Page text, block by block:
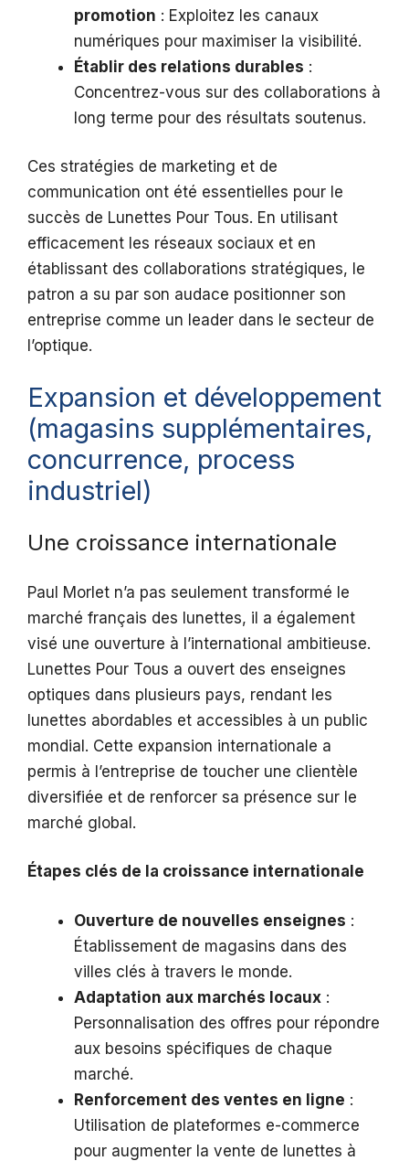
promotion : Exploitez les canaux
numériques pour maximiser la visibilité.
Établir des relations durables :
Concentrez-vous sur des collaborations à
long terme pour des résultats soutenus.
Ces stratégies de marketing et de
communication ont été essentielles pour le
succès de Lunettes Pour Tous. En utilisant
efficacement les réseaux sociaux et en
établissant des collaborations stratégiques, le
patron a su par son audace positionner son
entreprise comme un leader dans le secteur de
l’optique.
Expansion et développement
(magasins supplémentaires,
concurrence, process
industriel)
Une croissance internationale
Paul Morlet n’a pas seulement transformé le
marché français des lunettes, il a également
visé une ouverture à l’international ambitieuse.
Lunettes Pour Tous a ouvert des enseignes
optiques dans plusieurs pays, rendant les
lunettes abordables et accessibles à un public
mondial. Cette expansion internationale a
permis à l’entreprise de toucher une clientèle
diversifiée et de renforcer sa présence sur le
marché global.
Étapes clés de la croissance internationale
Ouverture de nouvelles enseignes :
Établissement de magasins dans des
villes clés à travers le monde.
Adaptation aux marchés locaux :
Personnalisation des offres pour répondre
aux besoins spécifiques de chaque
marché.
Renforcement des ventes en ligne :
Utilisation de plateformes e-commerce
pour augmenter la vente de lunettes à